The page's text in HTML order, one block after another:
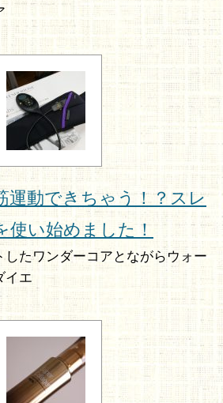
運動できちゃう！？スレ
使い始めました！
したワンダーコアとながらウォー
イエ